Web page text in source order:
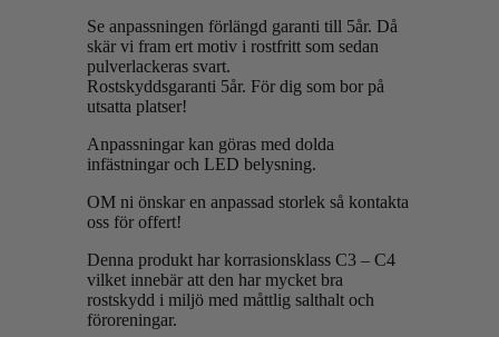
Se anpassningen förlängd garanti till 5år. Då
skär vi fram ert motiv i rostfritt som sedan
pulverlackeras svart.
Rostskyddsgaranti 5år. För dig som bor på
utsatta platser!
Anpassningar kan göras med dolda
infästningar och LED belysning.
OM ni önskar en anpassad storlek så kontakta
oss för offert!
Denna produkt har korrasionsklass C3 – C4
vilket innebär att den har mycket bra
rostskydd i miljö med måttlig salthalt och
föroreningar.